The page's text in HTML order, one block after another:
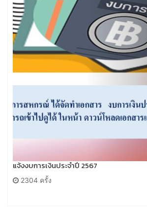
แจ้งงบการเงินประจำปี 2567
2304 ครั้ง